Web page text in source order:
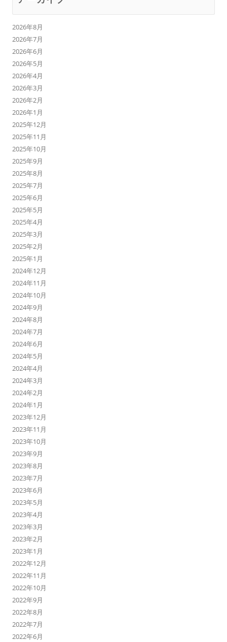
2026年8月
2026年7月
2026年6月
2026年5月
2026年4月
2026年3月
2026年2月
2026年1月
2025年12月
2025年11月
2025年10月
2025年9月
2025年8月
2025年7月
2025年6月
2025年5月
2025年4月
2025年3月
2025年2月
2025年1月
2024年12月
2024年11月
2024年10月
2024年9月
2024年8月
2024年7月
2024年6月
2024年5月
2024年4月
2024年3月
2024年2月
2024年1月
2023年12月
2023年11月
2023年10月
2023年9月
2023年8月
2023年7月
2023年6月
2023年5月
2023年4月
2023年3月
2023年2月
2023年1月
2022年12月
2022年11月
2022年10月
2022年9月
2022年8月
2022年7月
2022年6月